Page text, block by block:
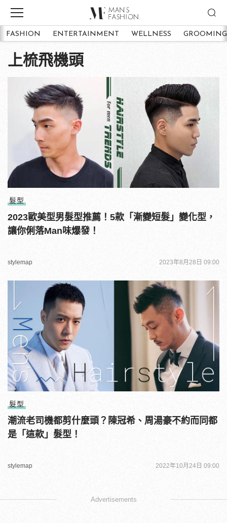
FASHION ENTERTAINMENT WELLNESS GROOMING
上梳飛機頭
髮型
2023歐美型男髮型推薦！5款「漸變短髮」變化型，
讓你俐落Man味爆發！
stylemap 2023年8月28日 09:00
髮型
潮流老司機都剪什麼頭？陳冠希、周湯豪不約而同都
是「這款」髮型！
stylemap 2022年10月24日 09:00
Advertisements